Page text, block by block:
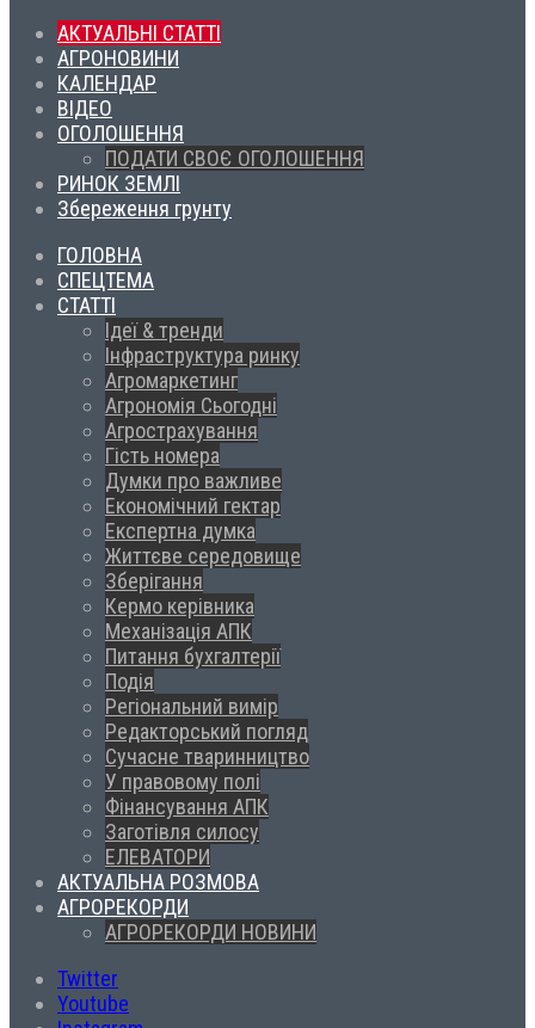
АКТУАЛЬНІ СТАТТІ
АГРОНОВИНИ
КАЛЕНДАР
ВІДЕО
ОГОЛОШЕННЯ
ПОДАТИ СВОЄ ОГОЛОШЕННЯ
РИНОК ЗЕМЛІ
Збереження грунту
ГОЛОВНА
СПЕЦТЕМА
СТАТТІ
Ідеї & тренди
Інфраструктура ринку
Агромаркетинг
Агрономія Сьогодні
Агрострахування
Гість номера
Думки про важливе
Економічний гектар
Експертна думка
Життєве середовище
Зберігання
Кермо керівника
Механізація АПК
Питання бухгалтерії
Подія
Регіональний вимір
Редакторський погляд
Сучасне тваринництво
У правовому полі
Фінансування АПК
Заготівля силосу
ЕЛЕВАТОРИ
АКТУАЛЬНА РОЗМОВА
АГРОРЕКОРДИ
АГРОРЕКОРДИ НОВИНИ
Twitter
Youtube